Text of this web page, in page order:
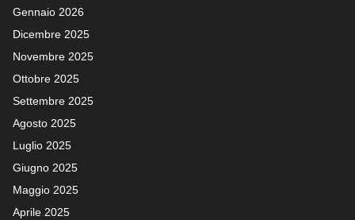
Gennaio 2026
Dicembre 2025
Novembre 2025
Ottobre 2025
Settembre 2025
Agosto 2025
Luglio 2025
Giugno 2025
Maggio 2025
Aprile 2025